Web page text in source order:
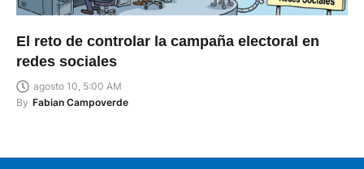
El reto de controlar la campaña electoral en
redes sociales
agosto 10, 5:00 AM
By Fabian Campoverde